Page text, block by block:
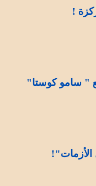
!
" سامو كوستا"
الأزمات"!